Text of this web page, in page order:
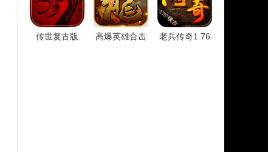
传世复古版 高爆英雄合击 老兵传奇1.76